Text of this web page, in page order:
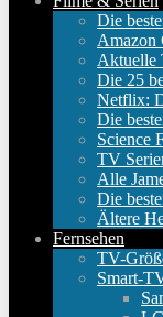
Die
Amazon
Aktuelle
Die 25
Netflix:
Die
Science
TV
Alle
Die
Ältere
Fernsehen
TV-
Smart-